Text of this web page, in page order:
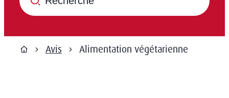
Page d'accueil
Avis Alimentation végétarienne